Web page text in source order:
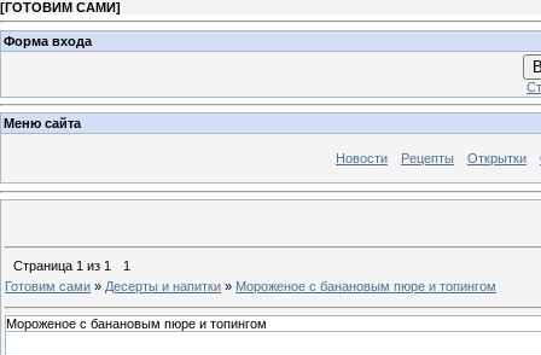
[ГОТОВИМ САМИ]
Форма входа
Меню сайта
Новости Рецепты Открытки
Страница 1 из 1
1
Готовим сами » Десерты и напитки » Мороженое с банановым пюре и топингом
Мороженое с банановым пюре и топингом